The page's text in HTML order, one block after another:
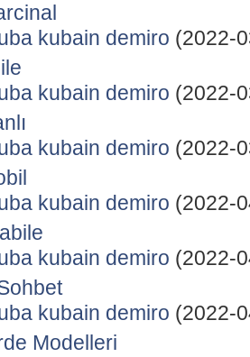
kubain demiro (2022-
kubain demiro (2022-
kubain demiro (2022-
kubain demiro (2022-
kubain demiro (2022-
kubain demiro (2022-
Modelleri